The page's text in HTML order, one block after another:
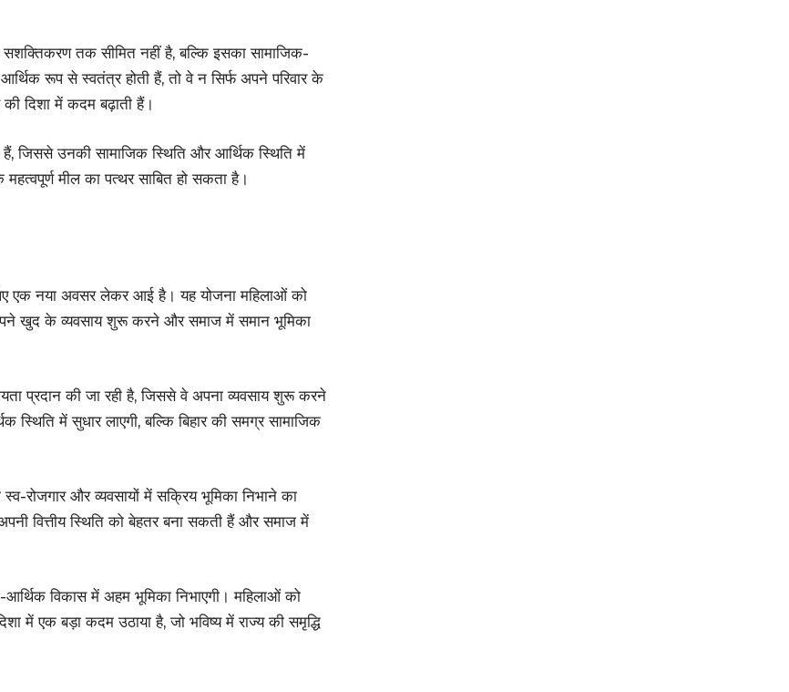
सशक्तिकरण तक सीमित नहीं है, बल्कि इसका सामाजिक-
रूप से स्वतंत्र होती हैं, तो वे न सिर्फ अपने परिवार के
दिशा में कदम बढ़ाती हैं।
जिससे उनकी सामाजिक स्थिति और आर्थिक स्थिति में
मील का पत्थर साबित हो सकता है।
एक नया अवसर लेकर आई है। यह योजना महिलाओं को
खुद के व्यवसाय शुरू करने और समाज में समान भूमिका
प्रदान की जा रही है, जिससे वे अपना व्यवसाय शुरू करने
में सुधार लाएगी, बल्कि बिहार की समग्र सामाजिक
रोजगार और व्यवसायों में सक्रिय भूमिका निभाने का
वित्तीय स्थिति को बेहतर बना सकती हैं और समाज में
आर्थिक विकास में अहम भूमिका निभाएगी। महिलाओं को
में एक बड़ा कदम उठाया है, जो भविष्य में राज्य की समृद्धि